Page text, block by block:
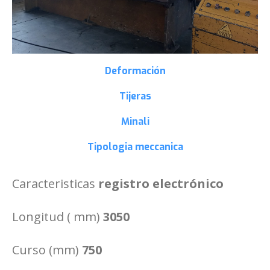
Deformación
Tijeras
Minali
Tipologia meccanica
Caracteristicas registro electrónico
Longitud ( mm) 3050
Curso (mm) 750